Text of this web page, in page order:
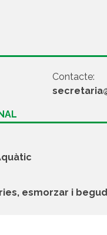
Contacte:
esmorzar i